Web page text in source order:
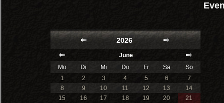
2026
June
Mo
Di Mi Do Fr Sa
So
1
2 3 4 5 6
7
8
9 10 11 12 13
14
15
16 17 18 19 20
21